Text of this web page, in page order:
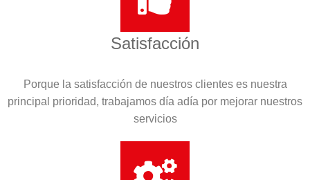
Satisfacción
Porque la satisfacción de nuestros clientes es nuestra
principal prioridad, trabajamos día adía por mejorar nuestros
servicios